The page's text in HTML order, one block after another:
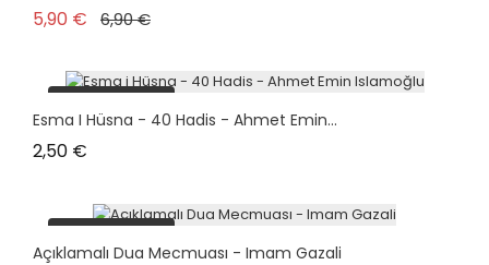
5,90 € Prix de base
6,90 €Prix
plus en stock
Esma I Hüsna - 40 Hadis - Ahmet Emin...
2,50 €
plus en stock
Açıklamalı Dua Mecmuası - Imam Gazali